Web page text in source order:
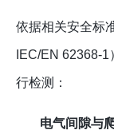
依据相关安全标
IEC/EN 62368-
行检测：
电气间隙与